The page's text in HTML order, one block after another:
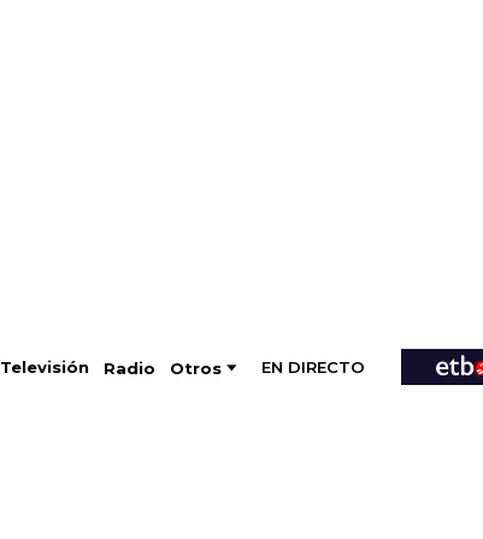
Televisión Radio Otros EN DIRECTO